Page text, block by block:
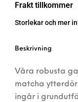
Frakt tillkommer
Storlekar och mer
Beskrivning
Våra robusta
matcha
ingår i